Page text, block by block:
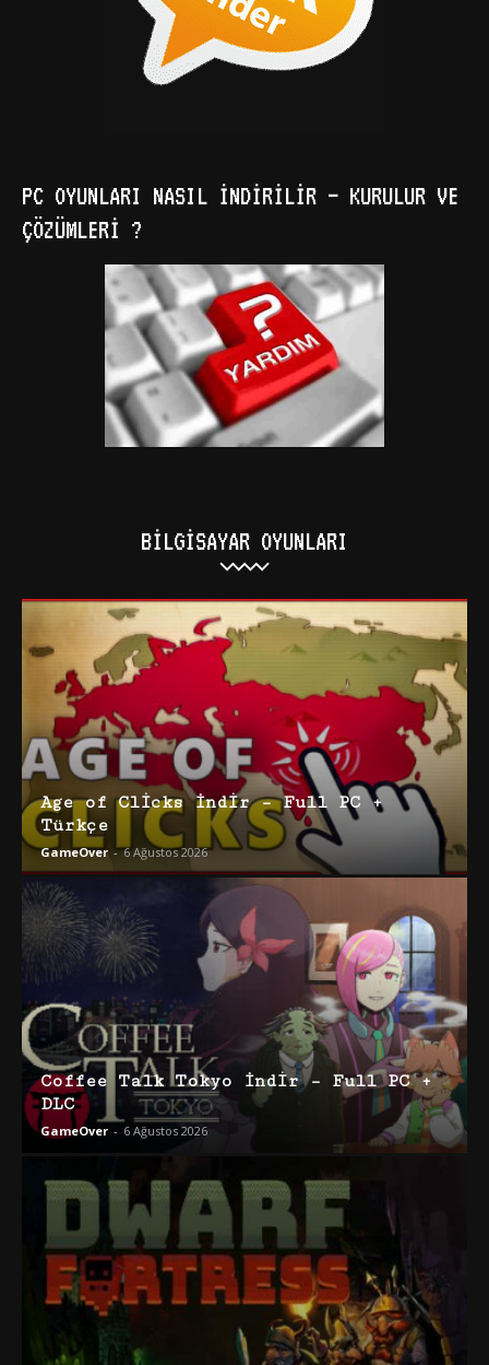
PC OYUNLARI NASIL İNDIRILIR – KURULUR VE
ÇÖZÜMLERI ?
BILGISAYAR OYUNLARI
Age of Clicks İndir – Full PC +
Türkçe
GameOver - 6 Ağustos 2026
Coffee Talk Tokyo İndir – Full PC +
DLC
GameOver - 6 Ağustos 2026